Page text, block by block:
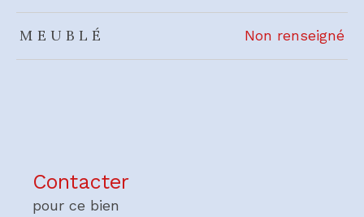
MEUBLÉ Non renseigné
Contacter
pour ce bien